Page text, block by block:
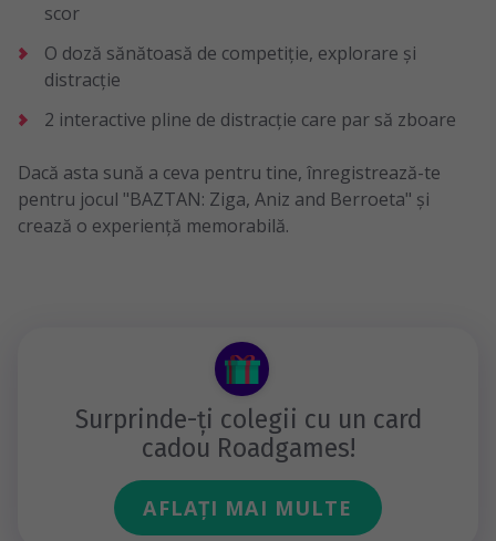
scor
O doză sănătoasă de competiție, explorare și
distracție
2 interactive pline de distracție care par să zboare
Dacă asta sună a ceva pentru tine, înregistrează-te
pentru jocul "BAZTAN: Ziga, Aniz and Berroeta" și
crează o experiență memorabilă.
Surprinde-ți colegii cu un card
cadou Roadgames!
AFLAȚI MAI MULTE